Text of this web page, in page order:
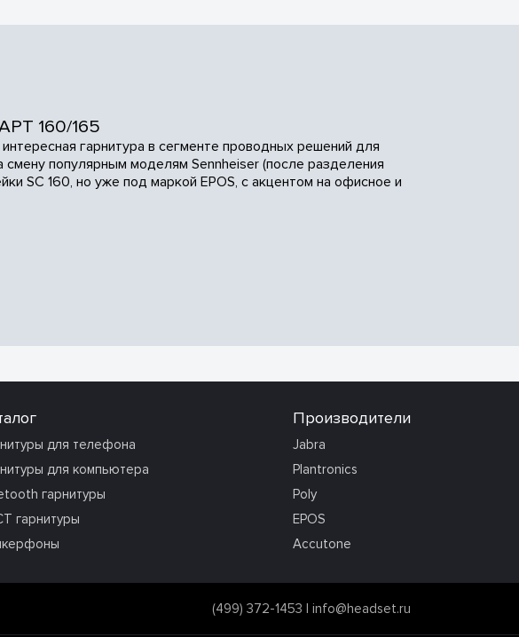
160/165
гарнитура в сегменте проводных решений для
смену популярным моделям Sennheiser (после разделения
SC 160, но уже под маркой EPOS, с акцентом на офисное и
для телефона
для компьютера
гарнитуры
гарнитуры
Производители
Jabra
Plantronics
Poly
EPOS
Accutone
(499) 372-1453 | info@headset.ru